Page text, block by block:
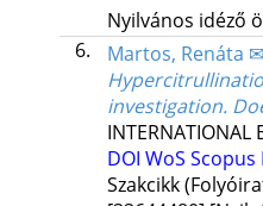
Nyilvános idéző
6.
Martos, Renáta ✉
investigation.
INTERNATIONAL
DOI WoS Scopus
Szakcikk